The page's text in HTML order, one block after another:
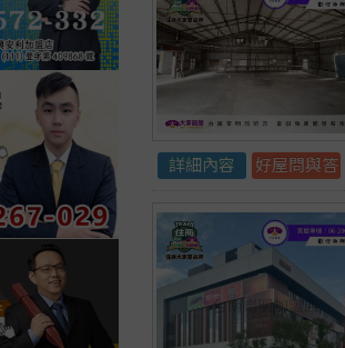
詳細內容 好屋問與答